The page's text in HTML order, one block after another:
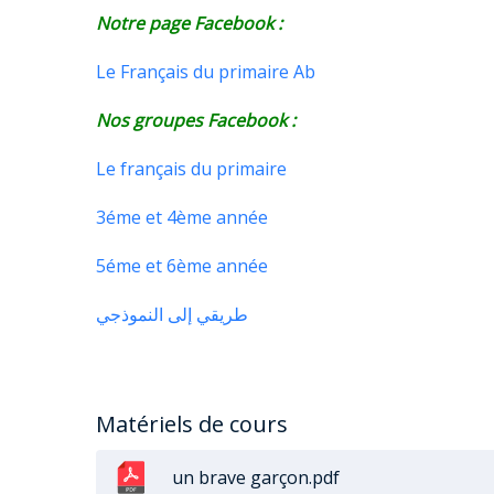
Notre page Facebook :
Le Français du primaire Ab
Nos groupes Facebook :
Le français du primaire
3éme et 4ème année
5éme et 6ème année
طريقي إلى النموذجي
Matériels de cours
un brave garçon.pdf